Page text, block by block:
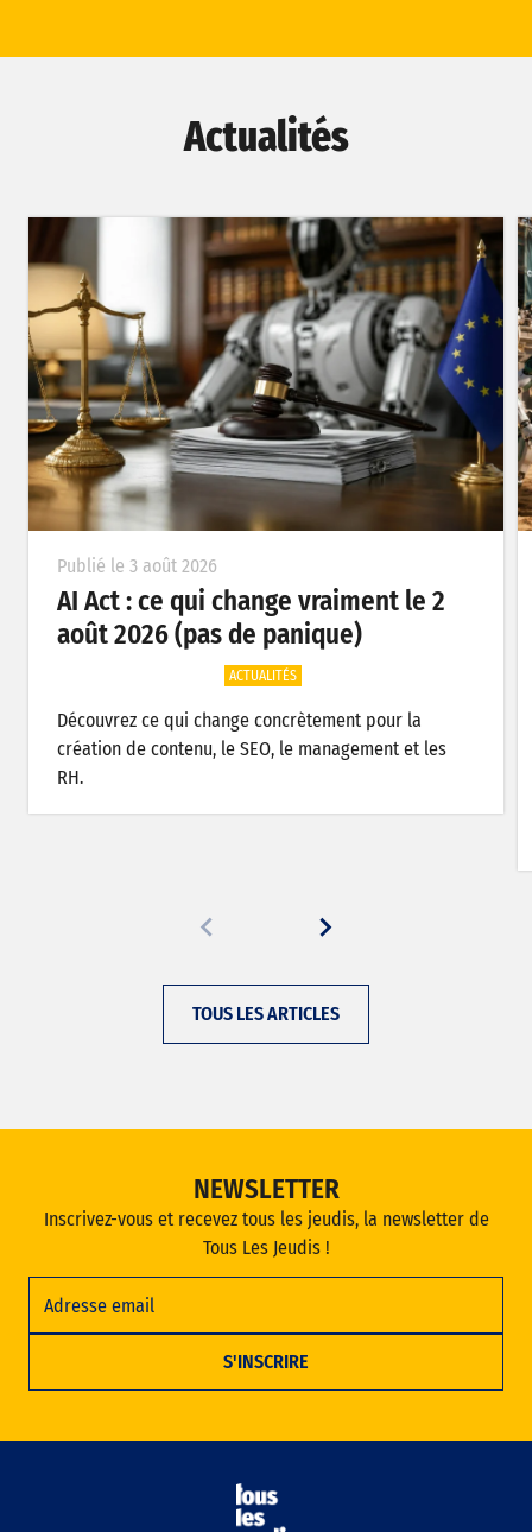
Actualités
Publié le 3 août 2026
AI Act : ce qui change vraiment le 2
août 2026 (pas de panique)
ACTUALITÉS
Découvrez ce qui change concrètement pour la
création de contenu, le SEO, le management et les
RH.
TOUS LES ARTICLES
NEWSLETTER
Inscrivez-vous et recevez tous les jeudis, la newsletter de
Tous Les Jeudis !